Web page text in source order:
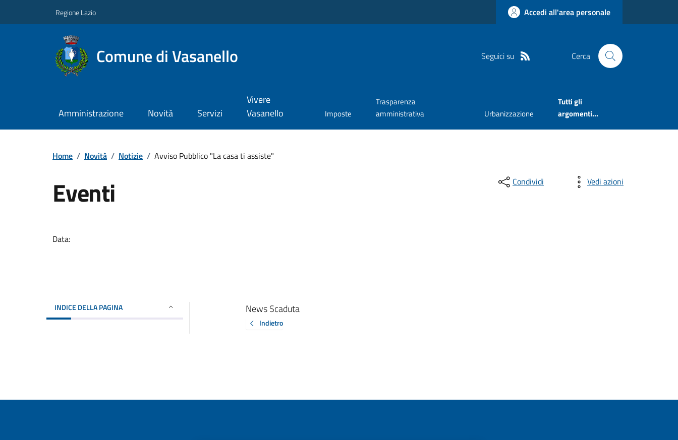
Regione Lazio Accedi all'area personale
Comune di Vasanello Seguici su Cerca
Amministrazione Novità Servizi
Vivere
Vasanello
Imposte
Trasparenza
amministrativa
Urbanizzazione
Tutti gli
argomenti...
Home / Novità / Notizie / Avviso Pubblico "La casa ti assiste"
Eventi
Data:
Condividi Vedi azioni
INDICE DELLA PAGINA News Scaduta
Indietro